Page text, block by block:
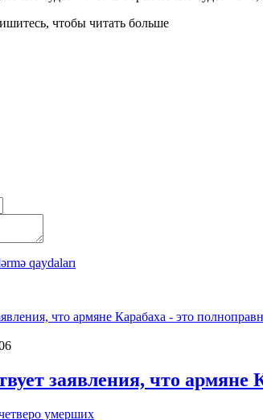
чтобы читать больше
qaydaları
заявления, что